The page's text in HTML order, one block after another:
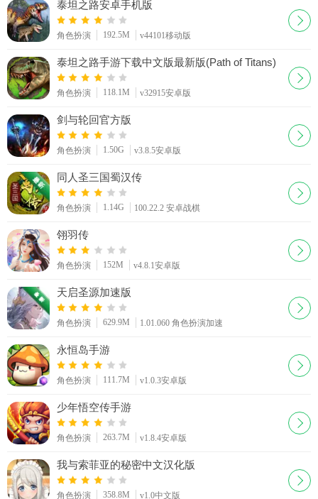
泰坦之路安卓手机版
角色扮演 192.5M v44101移动版
泰坦之路手游下载中文版最新版(Path of Titans)
角色扮演 118.1M v32915安卓版
剑与轮回官方版
角色扮演 1.50G v3.8.5安卓版
同人圣三国蜀汉传
角色扮演 1.14G 100.22.2 安卓战棋
翎羽传
角色扮演 152M v4.8.1安卓版
天启圣源加速版
角色扮演 629.9M 1.01.060 角色扮演加速
永恒岛手游
角色扮演 111.7M v1.0.3安卓版
少年悟空传手游
角色扮演 263.7M v1.8.4安卓版
我与索菲亚的秘密中文汉化版
角色扮演 358.8M v1.0中文版